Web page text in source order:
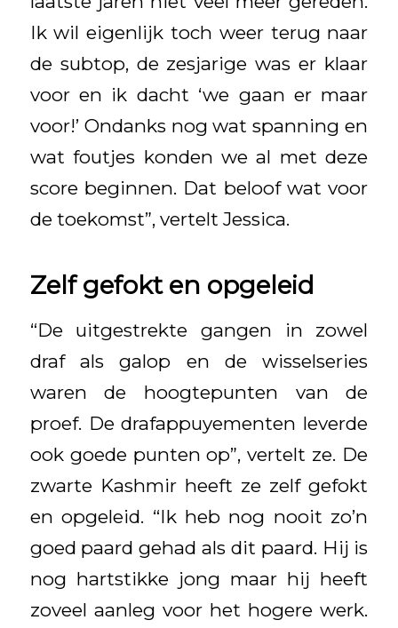
Ik wil eigenlijk toch weer terug naar
de subtop, de zesjarige was er klaar
voor en ik dacht ‘we gaan er maar
voor!’ Ondanks nog wat spanning en
wat foutjes konden we al met deze
score beginnen. Dat beloof wat voor
de toekomst”, vertelt Jessica.
Zelf gefokt en opgeleid
“De uitgestrekte gangen in zowel
draf als galop en de wisselseries
waren de hoogtepunten van de
proef. De drafappuyementen leverde
ook goede punten op”, vertelt ze. De
zwarte Kashmir heeft ze zelf gefokt
en opgeleid. “Ik heb nog nooit zo’n
goed paard gehad als dit paard. Hij is
nog hartstikke jong maar hij heeft
zoveel aanleg voor het hogere werk.